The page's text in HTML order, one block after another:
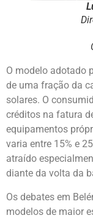
O modelo adotado
de uma fração da
solares. O
créditos na fatura
equipamentos
varia entre 15% e
atraído
diante da volta da
Os debates em
modelos de maior